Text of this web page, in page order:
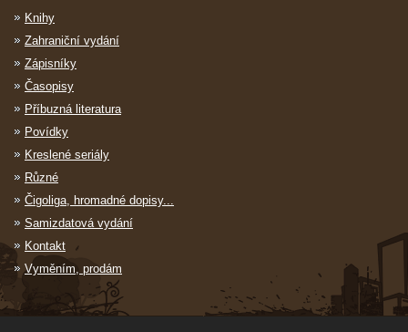
Knihy
Zahraniční vydání
Zápisníky
Časopisy
Příbuzná literatura
Povídky
Kreslené seriály
Různé
Čigoliga, hromadné dopisy...
Samizdatová vydání
Kontakt
Vyměním, prodám